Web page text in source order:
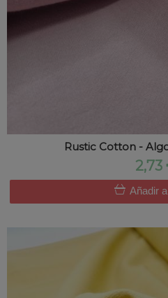
Rustic Cotton -
2,73
Añadir